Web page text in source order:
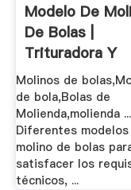
Modelo De
De Bolas |
Trituradora Y
Molinos
Molinos de
de bola,Bolas de
Molienda,molienda ...
Diferentes modelos
molino de bolas
satisfacer los
técnicos, ...